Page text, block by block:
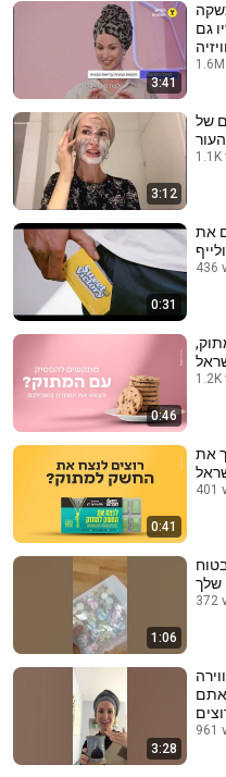
3:41
גם
3:12
של
העור
1.1K
0:31
את
436
0:46
1.2K
0:41
את
401
1:06
שלך
372
3:28
961